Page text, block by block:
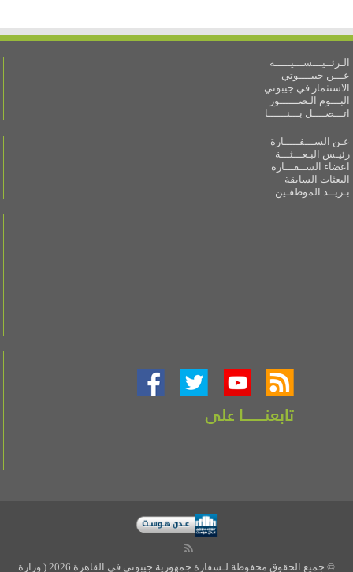
الـرئــيـــســـيـــــة
عـــن جيبــــوتي
الاستثمار في جيبوتي
البـــوم الـصــــــور
اتـــصــــل بـــنــــــا
عـن الســـفـــــارة
رئيـس البـعـــثـــة
اعضاء الســفـــارة
البعثات السابقة
بـريــد الموظفـين
© جميع الحقوق محفوظة لـسفارة جمهورية جيبوتي في القاهرة 2026 ( وزارة